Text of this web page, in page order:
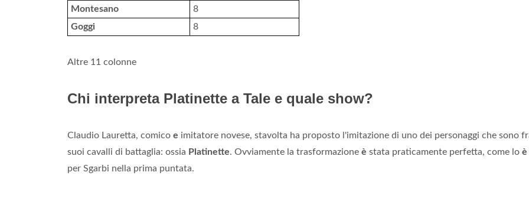
Montesano
8
Goggi
8
Altre 11 colonne
Chi interpreta Platinette a Tale e quale show?
Claudio Lauretta, comico e imitatore novese, stavolta ha proposto l'imitazione di uno dei personaggi che sono
suoi cavalli di battaglia: ossia Platinette. Ovviamente la trasformazione è stata praticamente perfetta, come lo è
per Sgarbi nella prima puntata.